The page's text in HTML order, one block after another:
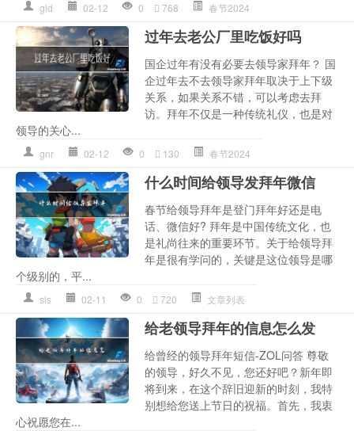
gld 02-12 0 768 春节2024
过年去老公厂里吃饭好吗
国企过年有没有必要去领导家拜年？ 国
企过年去不去领导家拜年取决于上下级
关系，如果关系不错，可以考虑去拜
访。拜年不仅是一种传统礼仪，也是对
领导的关心...
gnr 02-12 0 130 春节2024
什么时间给领导发拜年微信
春节给领导拜年是登门拜年好还是电
话、微信好? 拜年是中国传统文化，也
是礼尚往来的重要环节。关于给领导拜
年是很有学问的，关键是这位领导是哪
个级别的，平...
sls 02-11 0 720 文章列表
给老领导拜年的信息怎么发
给曾经的领导拜年短信-ZOL问答 尊敬
的领导，好久不见，您还好吧？新年即
将到来，在这个辞旧迎新的时刻，我特
别想给您送上节日的祝福。首先，我衷
心祝愿您在...